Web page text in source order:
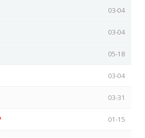
03-04
03-04
05-18
03-04
03-31
01-15